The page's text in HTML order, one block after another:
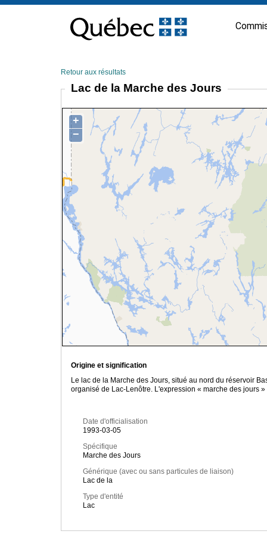
contenu
Retour aux résultats
Lac de la Marche des Jours
+
−
Origine et signification
Le lac de la Marche des Jours, situé au nord du réservoir
organisé de Lac-Lenôtre. L'expression « marche des jours »
Date d'officialisation
1993-03-05
Spécifique
Marche des Jours
Générique (avec ou sans particules de liaison)
Lac de la
Type d'entité
Lac